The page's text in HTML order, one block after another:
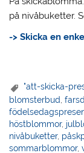
på nivåbuketter.
-> Skicka en
"att-skicka-
blomsterbud ,
höstblommor,
nivåbuketter,
sommarblommor,